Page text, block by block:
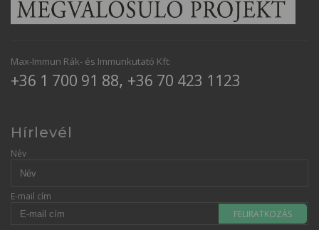
Max-Immun Rák- és Immunkutató Kft:
+36 1 700 91 88, +36 70 423 1123
Hírlevél
Név
E-mail cím
FELIRATKOZÁS